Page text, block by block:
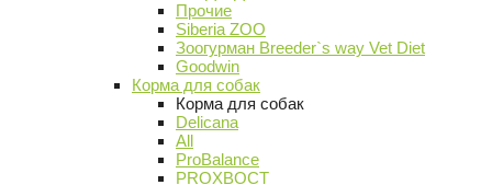
Прочие
Siberia ZOO
Зоогурман Breeder`s way Vet Diet
Goodwin
Корма для собак
Корма для собак
Delicana
All
ProBalance
PROХВОСТ